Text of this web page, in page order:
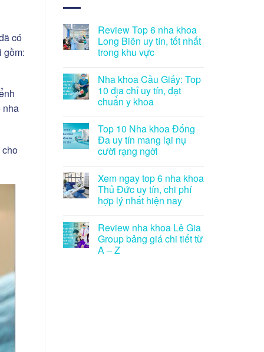
có
gồm:
nha
cho
Review Top 6 nha khoa
Long Biên uy tín, tốt nhất
trong khu vực
Nha khoa Cầu Giấy: Top
10 địa chỉ uy tín, đạt
chuẩn y khoa
Top 10 Nha khoa Đống
Đa uy tín mang lại nụ
cười rạng ngời
Xem ngay top 6 nha khoa
Thủ Đức uy tín, chi phí
hợp lý nhất hiện nay
Review nha khoa Lê Gia
Group bảng giá chi tiết từ
A – Z